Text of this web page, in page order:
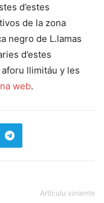
d’estes
de la zona
negro de L.lamas
d’estes
llimitáu y les
web.
Artículu viniente